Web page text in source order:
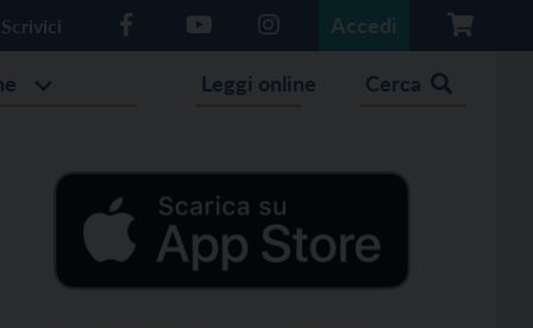
Scrivici Accedi
Leggi online Cerca